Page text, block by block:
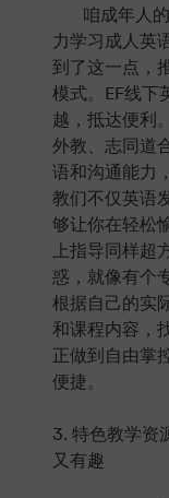
咱成年人的
力学习成人英
到了这一点，
模式。EF线下
越，抵达便利
外教、志同道
语和沟通能力
教们不仅英语
够让你在轻松
上指导同样超
惑，就像有个
根据自己的实
和课程内容，
正做到自由掌
便捷。
3. 特色教学资
又有趣